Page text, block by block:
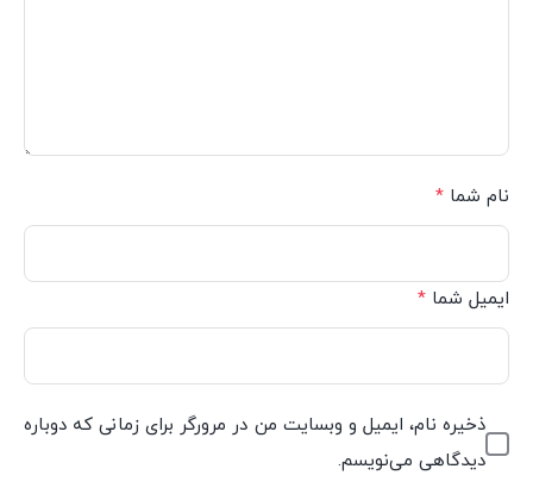
نام شما *
ایمیل شما *
ذخیره نام، ایمیل و وبسایت من در مرورگر برای زمانی که دوباره
دیدگاهی می‌نویسم.